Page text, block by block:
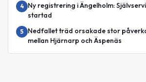
4
Ny registrering i Ängelholm:
startad
5
Nedfallet träd orsakade stor
mellan Hjärnarp och Äspenäs